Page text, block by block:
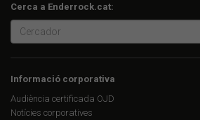
Cerca a Enderrock.cat:
Informació corporativa
Audiència certificada OJD
Notícies corporatives